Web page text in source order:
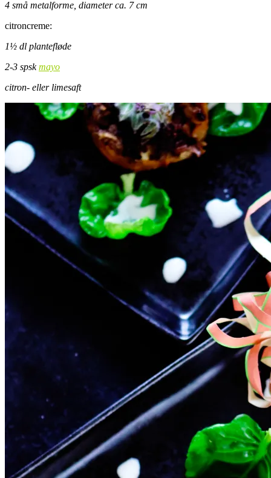
4 små metalforme, diameter ca. 7 cm
citroncreme:
1½ dl plantefløde
2-3 spskmayo
citron- eller limesaft